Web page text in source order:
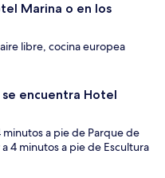
Marina o en los
libre, cocina europea
encuentra Hotel
minutos a pie de Parque de
4 minutos a pie de Escultura